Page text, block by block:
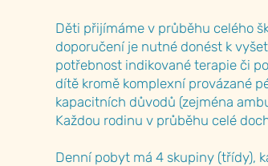
Děti přijímáme v průběhu celého
doporučení je nutné donést k
potřebnost indikované terapie či
dítě kromě komplexní provázané
kapacitních důvodů (zejména
Každou rodinu v průběhu celé
Denní pobyt má 4 skupiny (třídy),